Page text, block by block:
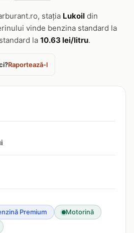
stația Lukoil din
vinde benzina standard la
la 10.63 lei/litru.
Raportează-l
Premium
Motorină